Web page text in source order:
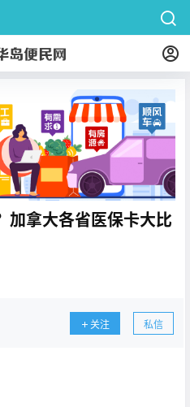
加拿大各省医保卡大比
关注 私信